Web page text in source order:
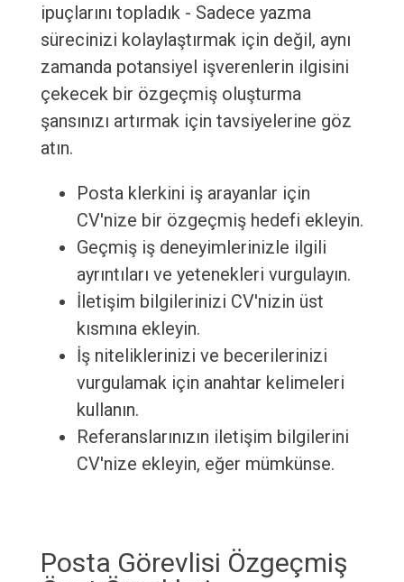
ipuçlarını topladık - Sadece yazma
sürecinizi kolaylaştırmak için değil, aynı
zamanda potansiyel işverenlerin ilgisini
çekecek bir özgeçmiş oluşturma
şansınızı artırmak için tavsiyelerine göz
atın.
Posta klerkini iş arayanlar için
CV'nize bir özgeçmiş hedefi ekleyin.
Geçmiş iş deneyimlerinizle ilgili
ayrıntıları ve yetenekleri vurgulayın.
İletişim bilgilerinizi CV'nizin üst
kısmına ekleyin.
İş niteliklerinizi ve becerilerinizi
vurgulamak için anahtar kelimeleri
kullanın.
Referanslarınızın iletişim bilgilerini
CV'nize ekleyin, eğer mümkünse.
Posta Görevlisi Özgeçmiş